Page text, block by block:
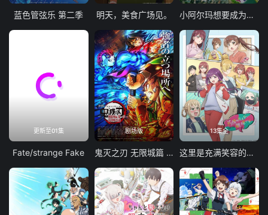
蓝色管弦乐 第二季 明天，美食广场见。 小阿尔玛想要成为家人
更新至01集
Fate/strange Fake
剧场版
鬼灭之刃 无限城篇 第一章 猗窝座再袭
13集全
这里是充满笑容的职场。